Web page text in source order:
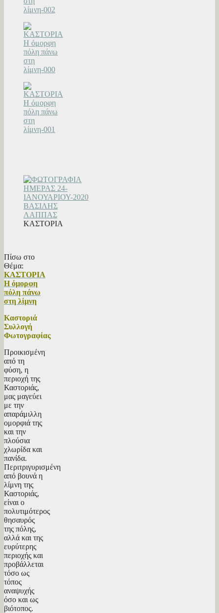
ΚΑΣΤΟΡΙΑ
Πίσω στο
Θέμα:
ΚΑΣΤΟΡΙΑ
Η όμορφη
πόλη πάνω
στη λίμνη
Καστοριά
Συλλογή
Φωτογραφίας
Προικισμένη
από τη
φύση, η
περιοχή της
Καστοριάς,
μας μαγεύει
με την
απαράμιλλη
ομορφιά της
και την
πλούσια
χλωρίδα και
πανίδα.
Περιτριγυρισμένη
από βουνά η
λίμνη της
Καστοριάς,
είναι ο
πολυτιμότερος
θησαυρός
της πόλης,
αλλά και της
ευρύτερης
περιοχής και
προβάλλεται
τόσο ως
τόπος
αναψυχής
όσο και ως
βιότοπος.